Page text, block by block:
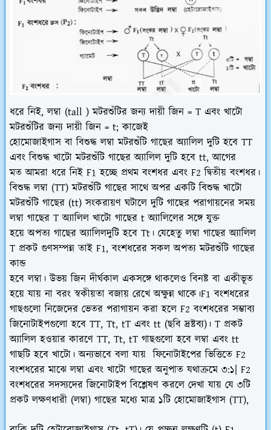
ধরে নিই, লম্বা (tall ) মটরশুঁটির জন্য দায়ী জিন = T এবং খাটো
মটরশুঁটির জন্য দায়ী জিন = t; কাজেই
হোমোজাইগাস বা বিশুদ্ধ লম্বা মটরশুঁটি গাছের অ্যালিল দুটি হবে TT
এবং বিশুদ্ধ খাটো মটরশুঁটি গাছের অ্যালিল দুটি হবে tt, আগের
মত আমরা ধরে নিই F1 হচ্ছে প্রথম বংশধর এবং F2 দ্বিতীয় বংশধর।
বিশুদ্ধ লম্বা (TT) মটরশুঁটি গাছের সাথে অপর একটি বিশুদ্ধ খাটো
মটরশুঁটি গাছের (tt) সংকরায়ণ ঘটালে দুটি গাছের পরাগায়নের সময়
লম্বা গাছের T অ্যালিল খাটো গাছের t অ্যালিলের সঙ্গে যুক্ত
হয়ে অপত্য গাছের অ্যালিলদুটি হবে Tt। যেহেতু লম্বা গাছের অ্যালিল
T প্রকট গুণসম্পন্ন তাই F1, বংশধরের সকল অপত্য মটরশুঁটি গাছের
কান্ড
হবে লম্বা। উভয় জিন দীর্ঘকাল একসঙ্গে থাকলেও বিনষ্ট বা একীভূত
হয়ে যায় না বরং স্বকীয়তা বজায় রেখে অক্ষুন্ন থাকে।F1 বংশধরের
গাছগুলো নিজেদের ভেতর পরাগায়ন করা হলে F2 বংশধরের সম্ভাব্য
জিনোটাইপগুলো হবে TT, Tt, tT এবং tt (ছবি দ্রষ্টব্য)। T প্রকট
অ্যালিল হওয়ার কারণে TT, Tt, tT গাছগুলো হবে লম্বা এবং tt
গাছটি হবে খাটো। অন্যভাবে বলা যায় ফিনোটাইপের ভিত্তিতে F2
বংশধরের মাঝে লম্বা এবং খাটো গাছের অনুপাত যথাক্রমে ৩:১| F2
বংশধরের সদস্যদের জিনোটাইপ বিশ্লেষণ করলে দেখা যায় যে ৩টি
প্রকট লক্ষণধারী (লম্বা) গাছের মধ্যে মাত্র ১টি হোমোজাইগাস (TT),